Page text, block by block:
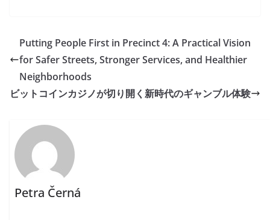
Putting People First in Precinct 4: A Practical Vision
for Safer Streets, Stronger Services, and Healthier
Neighborhoods
ビットコインカジノが切り開く新時代のギャンブル体験
Petra Černá